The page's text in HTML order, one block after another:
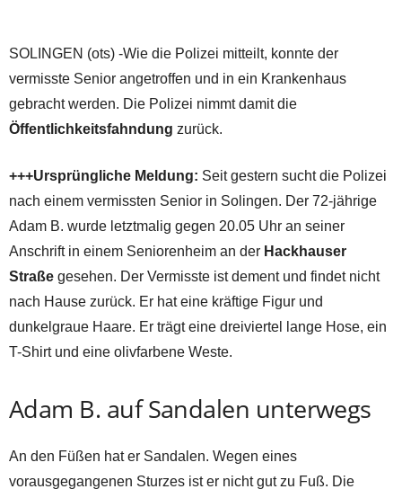
SOLINGEN (ots) -Wie die Polizei mitteilt, konnte der
vermisste Senior angetroffen und in ein Krankenhaus
gebracht werden. Die Polizei nimmt damit die
Öffentlichkeitsfahndung zurück.
+++Ursprüngliche Meldung: Seit gestern sucht die Polizei
nach einem vermissten Senior in Solingen. Der 72-jährige
Adam B. wurde letztmalig gegen 20.05 Uhr an seiner
Anschrift in einem Seniorenheim an der Hackhauser
Straße gesehen. Der Vermisste ist dement und findet nicht
nach Hause zurück. Er hat eine kräftige Figur und
dunkelgraue Haare. Er trägt eine dreiviertel lange Hose, ein
T-Shirt und eine olivfarbene Weste.
Adam B. auf Sandalen unterwegs
An den Füßen hat er Sandalen. Wegen eines
vorausgegangenen Sturzes ist er nicht gut zu Fuß. Die